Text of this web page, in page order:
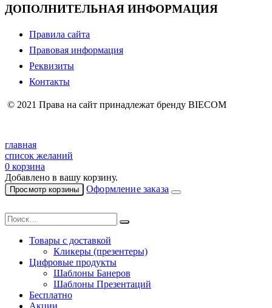
ДОПОЛНИТЕЛЬНАЯ ИНФОРМАЦИЯ
Правила сайта
Правовая информация
Реквизиты
Контакты
© 2021 Права на сайт принадлежат бренду BIECOM
главная
список желаний
0 корзина
Добавлено в вашу корзину.
Просмотр корзины Оформление заказа
Товары с доставкой
Кликеры (презентеры)
Цифровые продукты
Шаблоны Банеров
Шаблоны Презентаций
Бесплатно